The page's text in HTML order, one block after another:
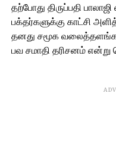
தற்போது திருப்பதி
பக்தர்களுக்கு காட்சி
தனது சமூக
பவ சமாதி தரிசனம் என்று